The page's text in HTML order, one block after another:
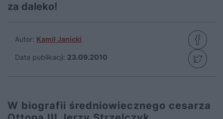
za daleko!
Autor: Kamil Janicki
Data publikacji: 23.09.2010
W biografii średniowiecznego cesarza